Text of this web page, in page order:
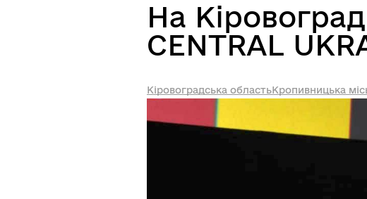
На
CENTRAL
Кіровоградська областьКропивницька